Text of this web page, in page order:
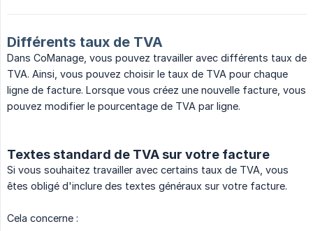
Différents taux de TVA
Dans CoManage, vous pouvez travailler avec différents taux de
TVA. Ainsi, vous pouvez choisir le taux de TVA pour chaque
ligne de facture. Lorsque vous créez une nouvelle facture, vous
pouvez modifier le pourcentage de TVA par ligne.
Textes standard de TVA sur votre facture
Si vous souhaitez travailler avec certains taux de TVA, vous
êtes obligé d'inclure des textes généraux sur votre facture.
Cela concerne :